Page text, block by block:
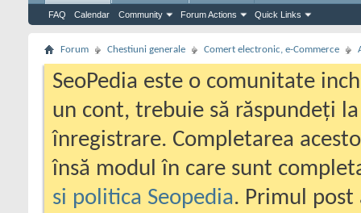
FAQ Calendar Community Forum Actions Quick Links
Forum Chestiuni generale Comert electronic, e-Commerce
SeoPedia este o comunitate
un cont, trebuie să răspundeți
înregistrare. Completarea
însă modul în care sunt
si politica Seopedia. Primul